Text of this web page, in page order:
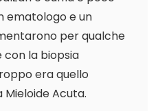
ematologo e un
per qualche
la biopsia
era quello
Acuta.